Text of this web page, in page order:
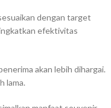
dengan target
efektivitas
akan lebih dihargai.
lama.